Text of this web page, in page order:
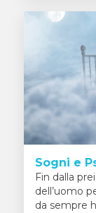
Sogni e
Fin dalla
dell’uomo
da sempre